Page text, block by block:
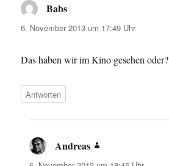
Babs
6. November 2013 um 17:49 Uhr
Das haben wir im Kino gesehen oder?
Antworten
Andreas